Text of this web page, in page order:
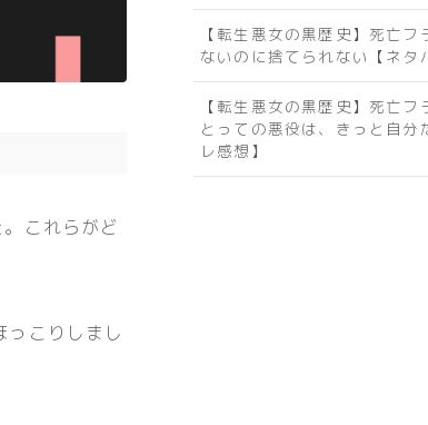
に、少年は『
う。【感想ま
ん】見た目は
嬢！ 中身は
これらがど
こりしまし
【転生悪女の黒歴史】死亡
ないのに捨てられない【ネタ
【転生悪女の黒歴史】死亡
とっての悪役は、きっと自分
レ感想】